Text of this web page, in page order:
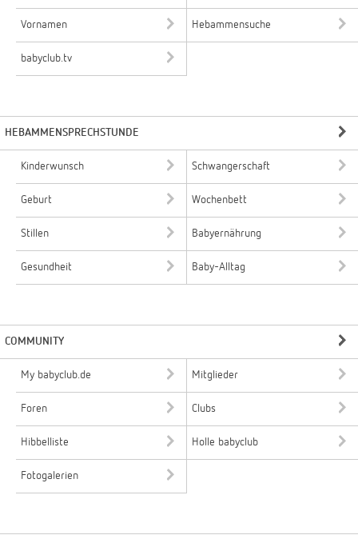
Vornamen Hebammensuche
babyclub.tv
HEBAMMENSPRECHSTUNDE
Kinderwunsch Schwangerschaft
Geburt Wochenbett
Stillen Babyernährung
Gesundheit Baby-Alltag
COMMUNITY
My babyclub.de Mitglieder
Foren Clubs
Hibbelliste Holle babyclub
Fotogalerien